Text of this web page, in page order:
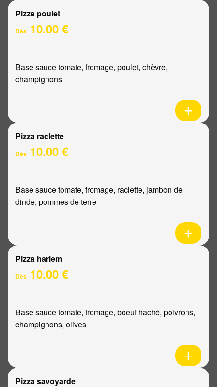
Pizza poulet
Dès 10.00 €
Base sauce tomate, fromage, poulet, chèvre,
champignons
Pizza raclette
Dès 10.00 €
Base sauce tomate, fromage, raclette, jambon de
dinde, pommes de terre
Pizza harlem
Dès 10.00 €
Base sauce tomate, fromage, boeuf haché, poivrons,
champignons, olives
Pizza savoyarde